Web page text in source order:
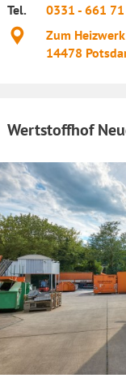
Tel.
0331 - 661
StandortZum
14478
Wertstoffhof